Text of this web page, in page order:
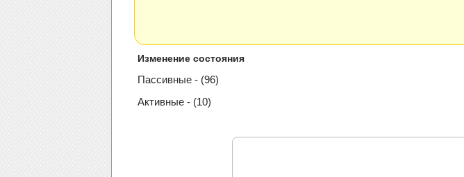
Изменение состояния
Пассивные - (96)
Активные - (10)